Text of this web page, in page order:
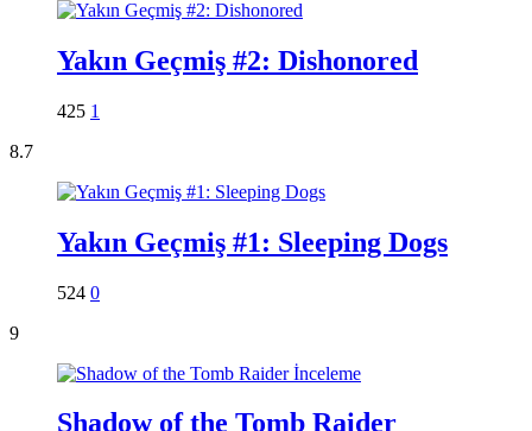
Yakın Geçmiş #2: Dishonored
425 1
8.7
Yakın Geçmiş #1: Sleeping Dogs
524 0
9
Shadow of the Tomb Raider